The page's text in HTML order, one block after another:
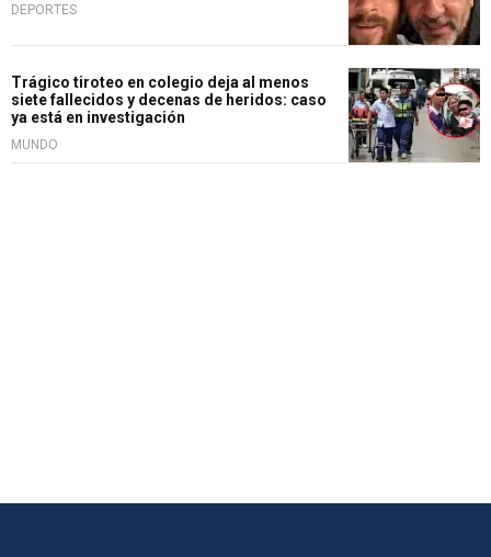
DEPORTES
Trágico tiroteo en colegio deja al menos
siete fallecidos y decenas de heridos: caso
ya está en investigación
MUNDO